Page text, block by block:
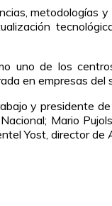
metodologías
uno de los
en empresas del
y presidente
Mario
Yost, director